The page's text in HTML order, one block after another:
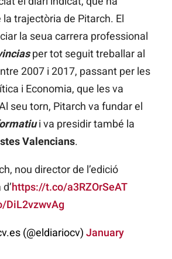
trajectòria de Pitarch. El
la seua carrera professional
per tot seguit treballar al
2007 i 2017, passant per les
i Economia, que les va
seu torn, Pitarch va fundar el
i va presidir també la
Valencians.
nou director de l’edició
https://t.co/a3RZOrSeAT
DiL2vzwvAg
(@eldiariocv) January